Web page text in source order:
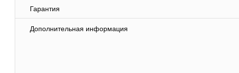
Гарантия
Дополнительная информация